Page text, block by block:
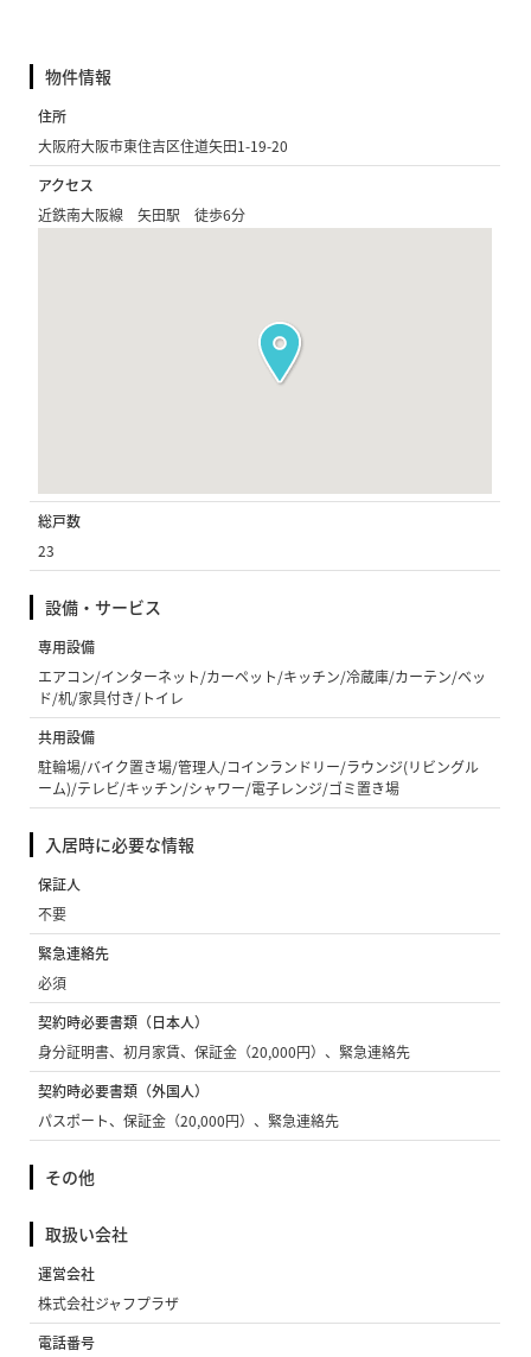
物件情報
住所
大阪府大阪市東住吉区住道矢田1-19-20
アクセス
近鉄南大阪線 矢田駅 徒歩6分
総戸数
23
設備・サービス
専用設備
エアコン/インターネット/カーペット/キッチン/冷蔵庫/カーテン/ベッ
ド/机/家具付き/トイレ
共用設備
駐輪場/バイク置き場/管理人/コインランドリー/ラウンジ(リビングル
ーム)/テレビ/キッチン/シャワー/電子レンジ/ゴミ置き場
入居時に必要な情報
保証人
不要
緊急連絡先
必須
契約時必要書類（日本人）
身分証明書、初月家賃、保証金（20,000円）、緊急連絡先
契約時必要書類（外国人）
パスポート、保証金（20,000円）、緊急連絡先
その他
取扱い会社
運営会社
株式会社ジャフプラザ
電話番号